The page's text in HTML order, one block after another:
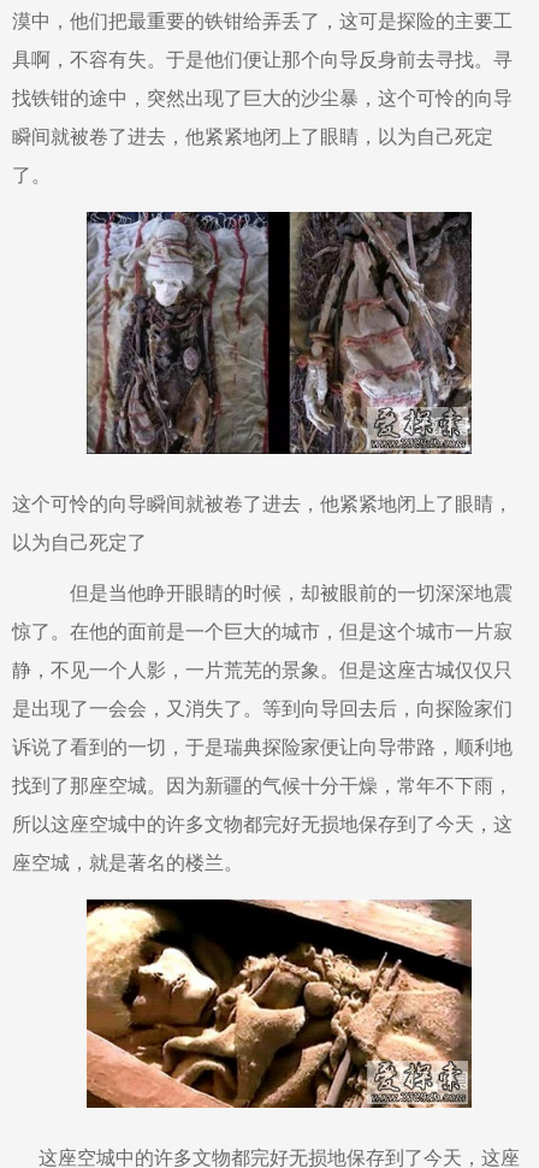
漠中，他们把最重要的铁钳给弄丢了，这可是探险的主要工
具啊，不容有失。于是他们便让那个向导反身前去寻找。寻
找铁钳的途中，突然出现了巨大的沙尘暴，这个可怜的向导
瞬间就被卷了进去，他紧紧地闭上了眼睛，以为自己死定
了。
这个可怜的向导瞬间就被卷了进去，他紧紧地闭上了眼睛，
以为自己死定了
但是当他睁开眼睛的时候，却被眼前的一切深深地震
惊了。在他的面前是一个巨大的城市，但是这个城市一片寂
静，不见一个人影，一片荒芜的景象。但是这座古城仅仅只
是出现了一会会，又消失了。等到向导回去后，向探险家们
诉说了看到的一切，于是瑞典探险家便让向导带路，顺利地
找到了那座空城。因为新疆的气候十分干燥，常年不下雨，
所以这座空城中的许多文物都完好无损地保存到了今天，这
座空城，就是著名的楼兰。
这座空城中的许多文物都完好无损地保存到了今天，这座